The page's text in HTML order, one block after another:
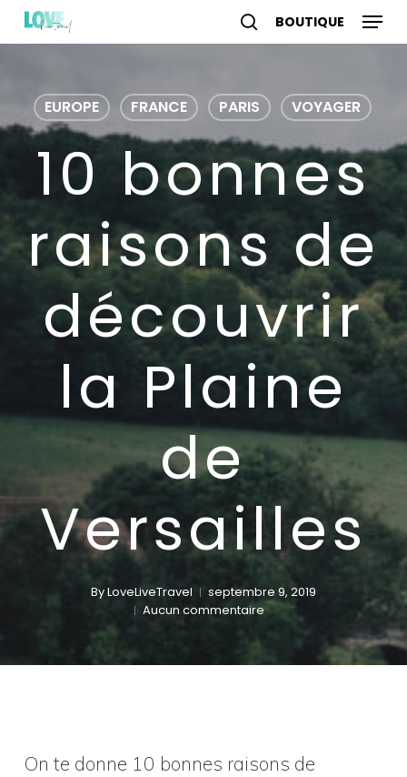
main
search account
Menu
EUROPE FRANCE PARIS VOYAGER
10 bonnes
raisons de
découvrir
la Plaine
de
Versailles
ByLoveLiveTravel
septembre 9, 2019
Aucun commentaire
On te donne 10 bonnes raisons de